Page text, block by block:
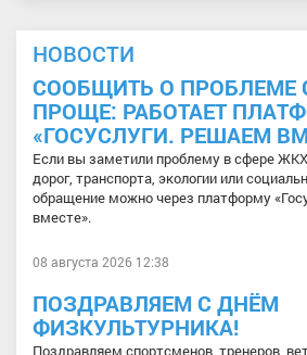
НОВОСТИ
СООБЩИТЬ О ПРОБЛЕМЕ
ПРОЩЕ: РАБОТАЕТ
«ГОСУСЛУГИ. РЕШАЕМ
Если вы заметили проблему в сфере
дорог, транспорта, экологии или
обращение можно через платформу
вместе».
08 августа 2026 12:38
ПОЗДРАВЛЯЕМ С ДНЁМ
ФИЗКУЛЬТУРНИКА!
Поздравляем спортсменов, тренеров,